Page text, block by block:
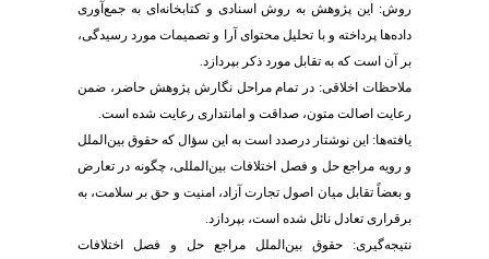
روش: این پژوهش به روش اسنادی و کتابخانه‌ای به جمع‌آوری
داده‌ها پرداخته و با تحلیل محتوای آرا و تصمیمات مورد رسیدگی،
بر آن است که به تقابل مورد ذکر بپردازد.
ملاحظات اخلاقی: در تمام مراحل نگارش پژوهش حاضر، ضمن
رعایت اصالت متون، صداقت و امانتداری رعایت شده است.
یافته‌ها: این نوشتار درصدد است به این سؤال که حقوق بین‌الملل
و رویه مراجع حل و فصل اختلافات بین‌المللی، چگونه در تعارض
و بعضاً تقابل میان اصول تجارت آزاد، امنیت و حق بر سلامت، به
برقراری تعادل نائل شده است، بپردازد.
نتیجه‌گیری: حقوق بین‌الملل مراجع حل و فصل اختلافات